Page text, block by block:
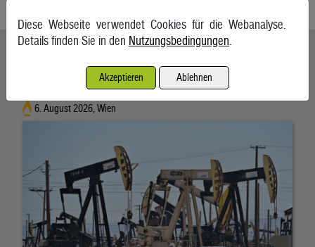
APA
Ähnliche Artikel weiterlesen
Ölpreise wenig bewegt
6. August 2026, Wien
Diese Webseite verwendet Cookies für die Webanalyse.
Details finden Sie in den Nutzungsbedingungen.
Akzeptieren Ablehnen